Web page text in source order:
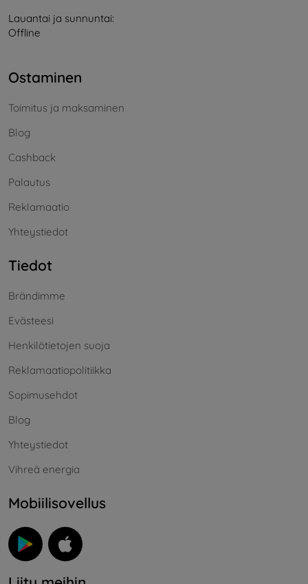
Lauantai ja sunnuntai:
Offline
Ostaminen
Toimitus ja maksaminen
Blog
Cashback
Palautus
Reklamaatio
Yhteystiedot
Tiedot
Brändimme
Evästeesi
Henkilötietojen suoja
Reklamaatiopolitiikka
Sopimusehdot
Blog
Yhteystiedot
Vihreä energia
Mobiilisovellus